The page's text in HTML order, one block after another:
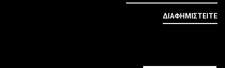
ΔΙΑΦΗΜΙΣΤΕΙΤΕ